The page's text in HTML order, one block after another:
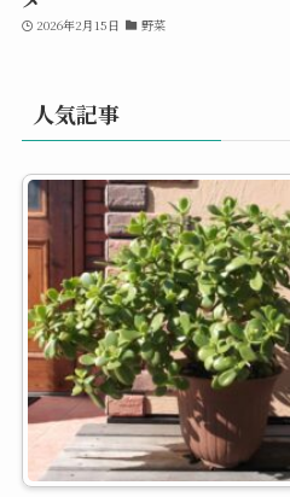
2026年2月15日 野菜
人気記事